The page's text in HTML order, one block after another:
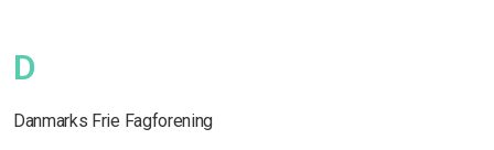
D
Danmarks Frie Fagforening